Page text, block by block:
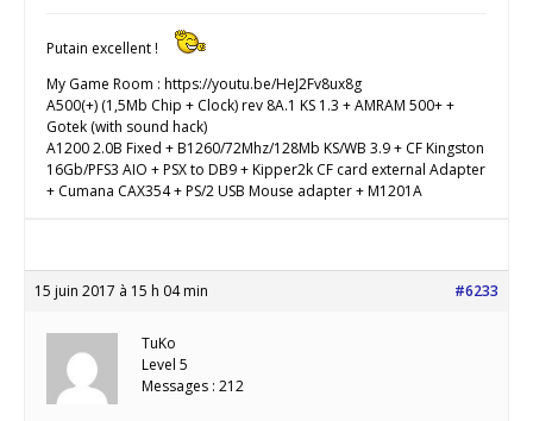
Putain excellent !
My Game Room : https://youtu.be/HeJ2Fv8ux8g
A500(+) (1,5Mb Chip + Clock) rev 8A.1 KS 1.3 + AMRAM 500+ +
Gotek (with sound hack)
A1200 2.0B Fixed + B1260/72Mhz/128Mb KS/WB 3.9 + CF Kingston
16Gb/PFS3 AIO + PSX to DB9 + Kipper2k CF card external Adapter
+ Cumana CAX354 + PS/2 USB Mouse adapter + M1201A
15 juin 2017 à 15 h 04 min #6233
TuKo
Level 5
Messages : 212